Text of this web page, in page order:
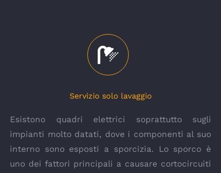
Servizio solo lavaggio
Esistono quadri elettrici soprattutto sugli
impianti molto datati, dove i componenti al suo
interno sono esposti a sporcizia. Lo sporco è
uno dei fattori principali a causare cortocircuiti